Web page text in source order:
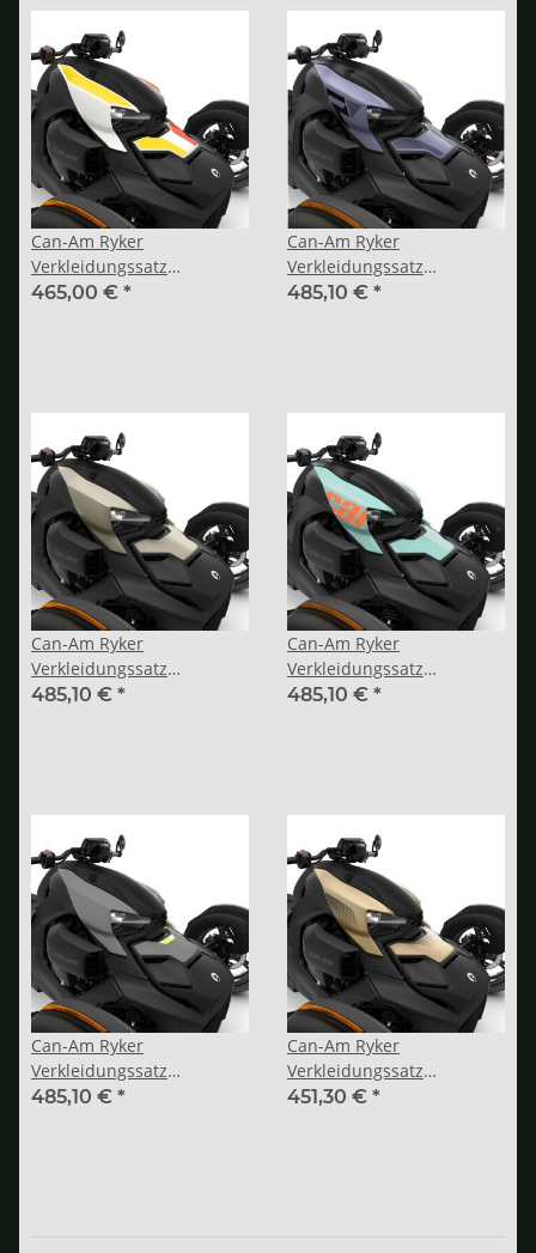
Can-Am Ryker
Verkleidungssatz
„Exclusive“ Heritage White
465,00 € *
Can-Am Ryker
Verkleidungssatz
„Exclusive“ Purple Galaxy
485,10 € *
Can-Am Ryker
Verkleidungssatz
„Exclusive“ Liquid Titanium
485,10 € *
Can-Am Ryker
Verkleidungssatz
„Exclusive“ Icepop Blue
485,10 € *
Can-Am Ryker
Verkleidungssatz
„Exclusive“ Sonic Silver
485,10 € *
Can-Am Ryker
Verkleidungssatz
„Exclusive“ Liquid Gold
451,30 € *